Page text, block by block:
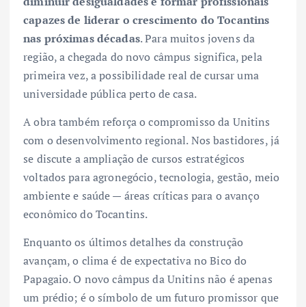
capazes de liderar o crescimento do Tocantins
nas próximas décadas. Para muitos jovens da
região, a chegada do novo câmpus significa, pela
primeira vez, a possibilidade real de cursar uma
universidade pública perto de casa.
A obra também reforça o compromisso da Unitins
com o desenvolvimento regional. Nos bastidores, já
se discute a ampliação de cursos estratégicos
voltados para agronegócio, tecnologia, gestão, meio
ambiente e saúde — áreas críticas para o avanço
econômico do Tocantins.
Enquanto os últimos detalhes da construção
avançam, o clima é de expectativa no Bico do
Papagaio. O novo câmpus da Unitins não é apenas
um prédio; é o símbolo de um futuro promissor que